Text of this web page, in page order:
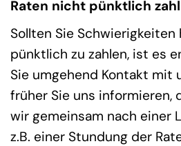
Raten nicht pünktlich
Sollten Sie Schwierigkeiten
pünktlich zu zahlen, ist es
Sie umgehend Kontakt mit
früher Sie uns informieren,
wir gemeinsam nach einer
z.B. einer Stundung der